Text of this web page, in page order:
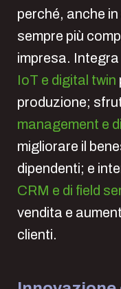
perché, anche
sempre più
impresa.
IoT e digital twin
produzione;
management e
migliorare il
dipendenti; e
CRM e di field
vendita e
clienti.